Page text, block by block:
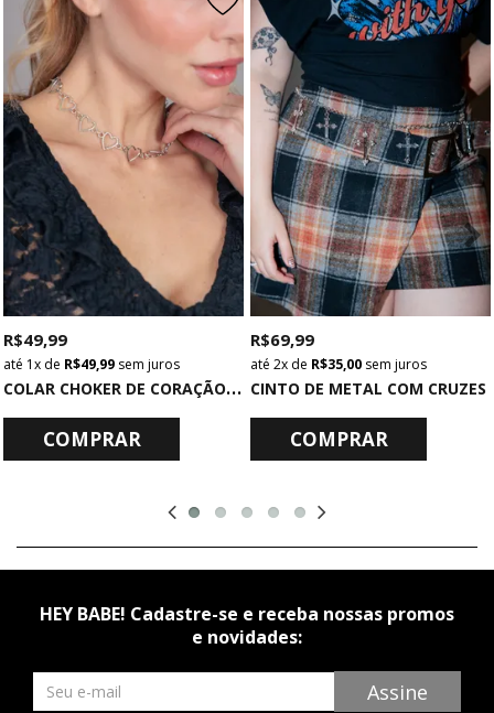
C
OLAR CHOKER DE CORAÇÃO PRATA
R$ 49,99
1x de R$ 49,99 sem juros
COMPRAR
CINTO DE METAL COM CRUZES
R$ 69,99
2x de R$ 35,00 sem juros
COMPRAR
HEY BABE! Cadastre-se e receba nossas promos
e novidades:
Newsletter Assine